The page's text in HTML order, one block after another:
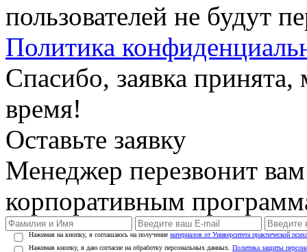
пользователей не будут
Политика
Спасибо, заявка
время!
Оставьте заявку
Менеджер перезвонит
корпоративным
Нажимая на кнопку, я соглашаюсь на получение материалов от Университета практической
Нажимая кнопку, я даю согласие на обработку персональных данных. Политика защиты